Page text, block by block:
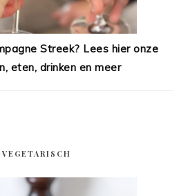
Streek? Lees hier onze
eten, drinken en meer